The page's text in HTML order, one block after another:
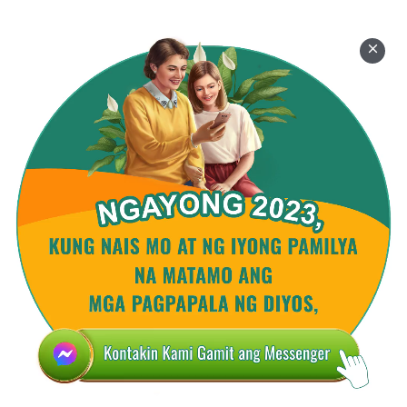
naghatid ng isang bagong panahon…. Simula sa
puntong iyon, humimlay sila sa piling ng bawat isa,
at sinamahan ang bawat isa, at hindi lumayo sa isa’t
isa. Umiral ang katubigan para sa mga nilalang na
nasa loob nito, pinalulusog ang bawat buhay na
nanirahan sa loob ng yakap nito, at ang bawat
buhay ay umiral alang-alang sa katubigan dahil sa
pagpapakain nito. Bawat isa ay nagsalalay ng
buhay sa isa’t isa, at kasabay niyon, ang bawat isa,
sa parehong paraan, ay naging patotoo sa pagiging
mahimala at dakila ng paglikha ng Lumikha, at sa
di-mapapantayang kapangyarihan ng awtoridad ng
Lumikha …